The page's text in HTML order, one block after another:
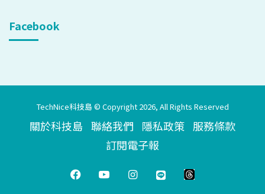
Facebook
TechNice科技島 © Copyright 2026, All Rights Reserved
關於科技島 聯絡我們 隱私政策 服務條款
訂閱電子報